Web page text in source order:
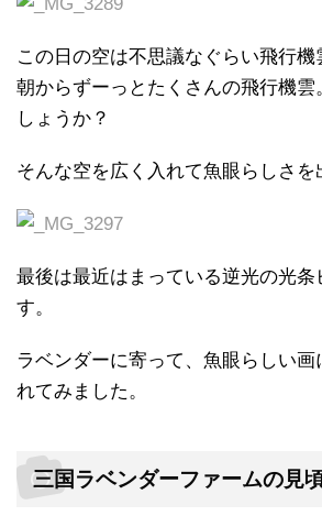
この日の空は不思議なぐらい飛行機
朝からずーっとたくさんの飛行機
しょうか？
そんな空を広く入れて魚眼らしさを
最後は最近はまっている逆光の光条
す。
ラベンダーに寄って、魚眼らしい画
れてみました。
三国ラベンダーファームの見